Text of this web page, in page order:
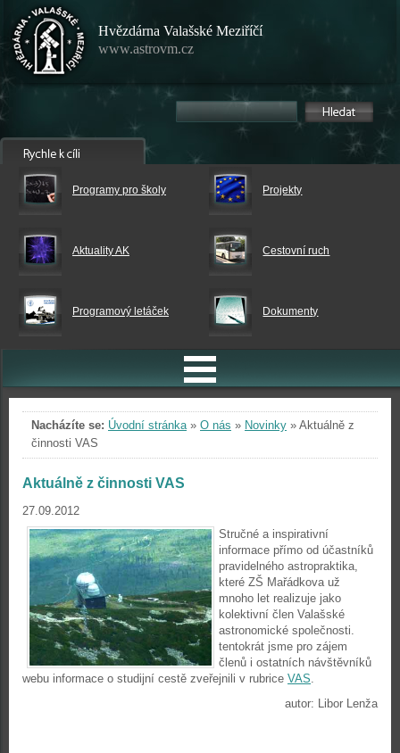
Hvězdárna Valašské Meziříčí
www.astrovm.cz
Programy pro školy Projekty
Aktuality AK Cestovní ruch
Programový letáček Dokumenty
Nacházíte se: Úvodní stránka» O nás » Novinky » Aktuálně z
činnosti VAS
Aktuálně z činnosti VAS
27.09.2012
Stručné a inspirativní
informace přímo od účastníků
pravidelného astropraktika,
které ZŠ Mařádkova už
mnoho let realizuje jako
kolektivní člen Valašské
astronomické společnosti.
tentokrát jsme pro zájem
členů i ostatních návštěvníků
webu informace o studijní cestě zveřejnili v rubrice VAS.
autor: Libor Lenža